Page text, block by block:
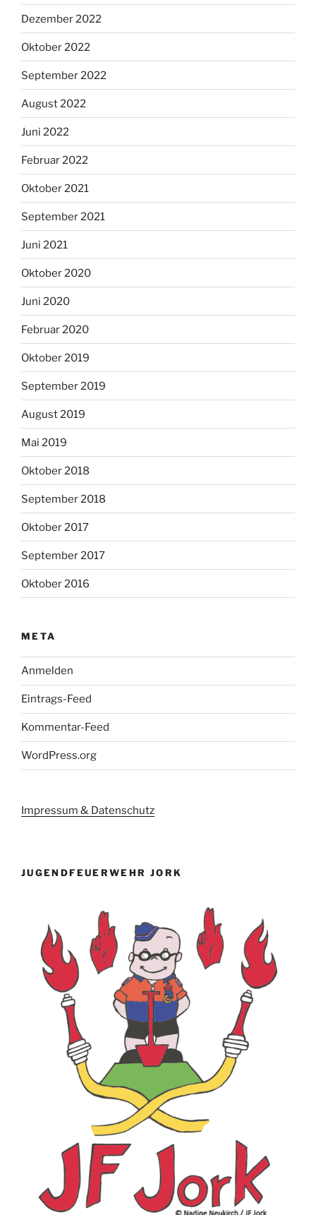
Dezember 2022
Oktober 2022
September 2022
August 2022
Juni 2022
Februar 2022
Oktober 2021
September 2021
Juni 2021
Oktober 2020
Juni 2020
Februar 2020
Oktober 2019
September 2019
August 2019
Mai 2019
Oktober 2018
September 2018
Oktober 2017
September 2017
Oktober 2016
META
Anmelden
Eintrags-Feed
Kommentar-Feed
WordPress.org
Impressum & Datenschutz
JUGENDFEUERWEHR JORK